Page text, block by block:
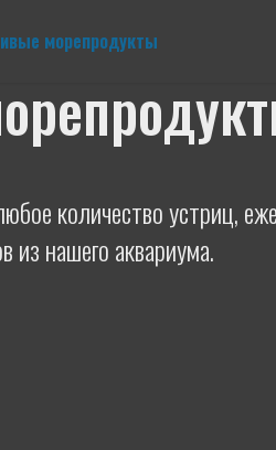
морепродукты
количество устриц,
из нашего аквариума.